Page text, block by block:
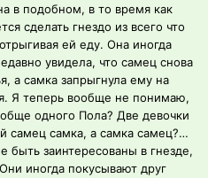
в подобном, в то время как
сделать гнездо из всего что
ей еду. Она иногда
увидела, что самец снова
а самка запрыгнула ему на
Я теперь вообще не понимаю,
одного Пола? Две девочки
самец самка, а самка самец?…
быть заинтересованы в гнезде,
иногда покусывают друг